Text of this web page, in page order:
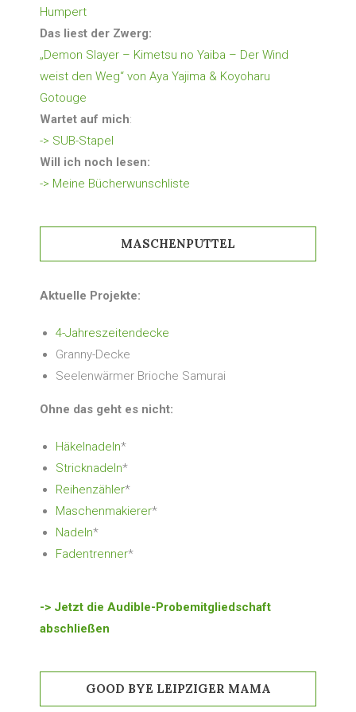
Humpert
Das liest der Zwerg:
„Demon Slayer – Kimetsu no Yaiba – Der Wind
weist den Weg“ von Aya Yajima & Koyoharu
Gotouge
Wartet auf mich:
-> SUB-Stapel
Will ich noch lesen:
-> Meine Bücherwunschliste
MASCHENPUTTEL
Aktuelle Projekte:
4-Jahreszeitendecke
Granny-Decke
Seelenwärmer Brioche Samurai
Ohne das geht es nicht:
Häkelnadeln*
Stricknadeln*
Reihenzähler*
Maschenmakierer*
Nadeln*
Fadentrenner*
-> Jetzt die Audible-Probemitgliedschaft
abschließen
GOOD BYE LEIPZIGER MAMA